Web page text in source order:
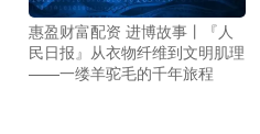
惠盈财富配资 进博故事丨『人
民日报』从衣物纤维到文明肌理
——一缕羊驼毛的千年旅程